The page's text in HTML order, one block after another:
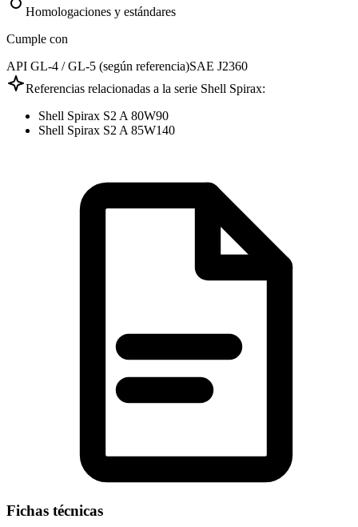
Homologaciones y estándares
Cumple con
API GL-4 / GL-5 (según referencia)SAE J2360
Referencias relacionadas a la serie Shell Spirax:
Shell Spirax S2 A 80W90
Shell Spirax S2 A 85W140
Fichas técnicas